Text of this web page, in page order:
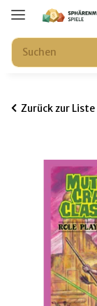
Zurück zur Liste